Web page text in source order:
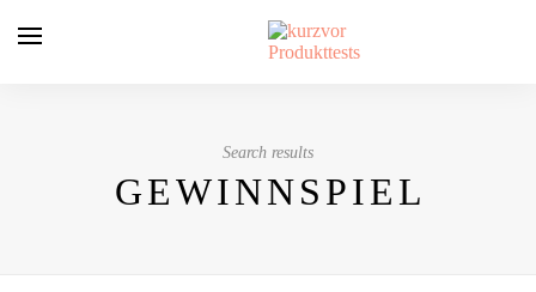
Search results
GEWINNSPIEL